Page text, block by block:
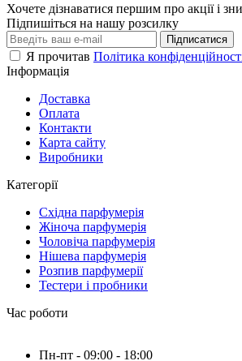
Хочете дізнаватися першим про акції і
Підпишіться на нашу розсилку
Підписатися
Я прочитав Політика
Інформація
Доставка
Оплата
Контакти
Карта сайту
Виробники
Категорії
Східна парфумерія
Жіноча парфумерія
Чоловіча парфумерія
Нішева парфумерія
Розпив парфумерії
Тестери і пробники
Час роботи
Пн-пт - 09:00 - 18:00